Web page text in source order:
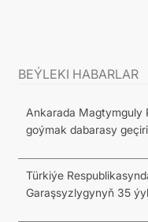
BEÝLEKI HABARLAR
Ankarada Magtymguly
goýmak dabarasy
Türkiýe
Garaşsyzlygynyň 35